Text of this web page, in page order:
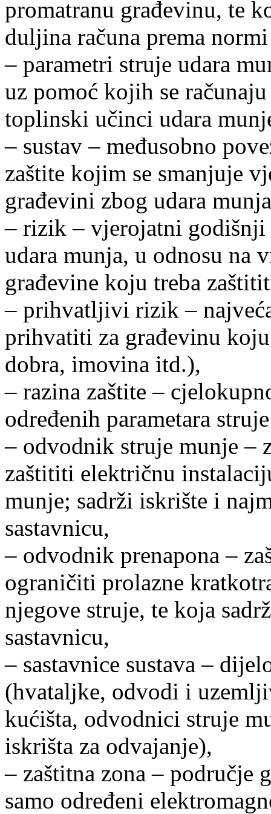
promatranu građevinu, te
duljina računa prema
– parametri struje udara
uz pomoć kojih se
toplinski učinci udara
– sustav – međusobno
zaštite kojim se smanjuje
građevini zbog udara
– rizik – vjerojatni
udara munja, u odnosu na
građevine koju treba
– prihvatljivi rizik –
prihvatiti za građevinu
dobra, imovina itd.),
– razina zaštite –
određenih parametara
– odvodnik struje munje –
zaštititi električnu
munje; sadrži iskrište i
sastavnicu,
– odvodnik prenapona –
ograničiti prolazne
njegove struje, te koja
sastavnicu,
– sastavnice sustava –
(hvataljke, odvodi i
kućišta, odvodnici struje
iskrišta za odvajanje),
– zaštitna zona – područje
samo određeni